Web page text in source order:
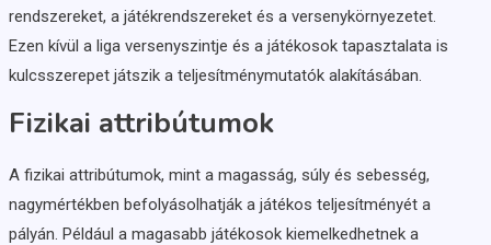
rendszereket, a játékrendszereket és a versenykörnyezetet.
Ezen kívül a liga versenyszintje és a játékosok tapasztalata is
kulcsszerepet játszik a teljesítménymutatók alakításában.
Fizikai attribútumok
A fizikai attribútumok, mint a magasság, súly és sebesség,
nagymértékben befolyásolhatják a játékos teljesítményét a
pályán. Például a magasabb játékosok kiemelkedhetnek a